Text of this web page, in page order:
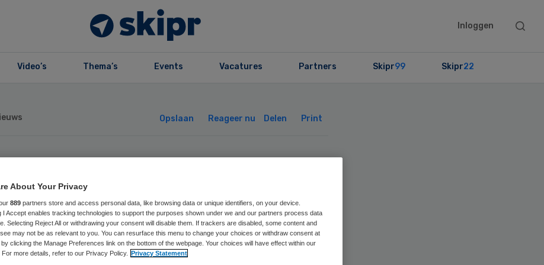
Inloggen
Search
Video’s Thema’s Events Vacatures Partners Skipr99 Skipr22
Opslaan Reageer nu Delen Print
moet leren
verhaal patiënt
About Your Privacy
889 partners store and access personal data, like browsing data or unique identifiers, on your device.
I Accept enables tracking technologies to support the purposes shown under we and our partners process data
Selecting Reject All or withdrawing your consent will disable them. If trackers are disabled, some content and
may not be as relevant to you. You can resurface this menu to change your choices or withdraw consent at
clicking the Manage Preferences link on the bottom of the webpage. Your choices will have effect within our
For more details, refer to our Privacy Policy. Privacy Statement